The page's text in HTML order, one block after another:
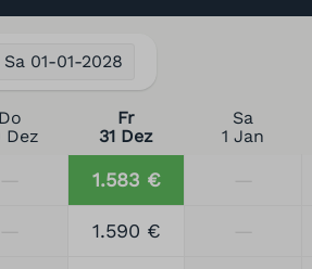
Sa 01-01-2028
Do
Dez
Fr
31 Dez
Sa
1 Jan
1.583 €
1.590 €